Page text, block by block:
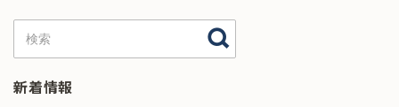
新着情報